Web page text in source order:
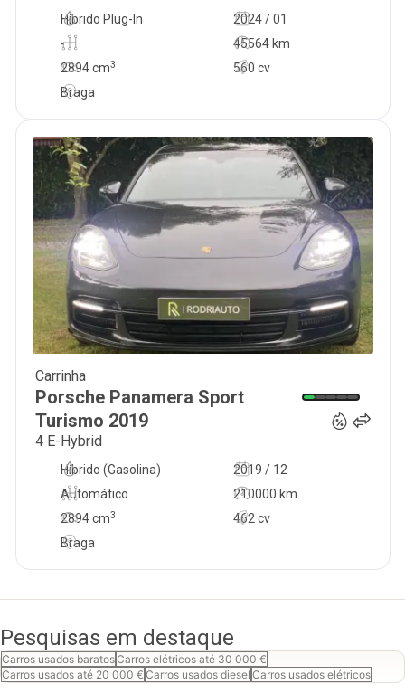
2024 / 01
-
45564 km
560 cv
Híbrido Plug-In
2894cm3
Braga
Carrinha
Porsche Panamera Sport
Turismo 2019
4 E-Hybrid
2019 / 12
Automático
210000 km
462 cv
Híbrido (Gasolina)
2894cm3
Braga
Pesquisas em destaque
Carros usados baratosCarros elétricos até 30 000 €
Carros usados até 20 000 € Carros usados diesel Carros usados elétricos